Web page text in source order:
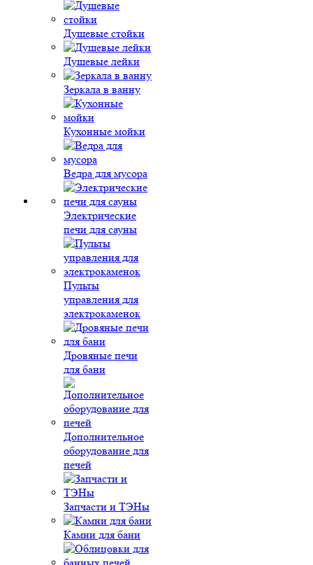
Душевые стойки
Душевые лейки
Зеркала в ванну
Кухонные мойки
Ведра для мусора
Электрические
печи для сауны
Пульты
управления для
электрокаменок
Дровяные печи
для бани
Дополнительное
оборудование для
печей
Запчасти и ТЭНы
Камни для бани